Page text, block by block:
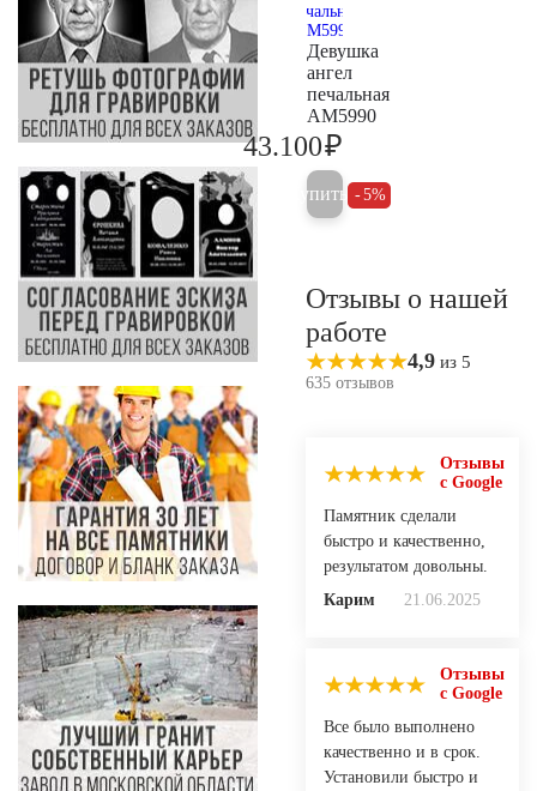
Девушка
ангел
печальная
AM5990
43.100₽
Купить 5%
Отзывы о нашей
работе
4,9 из 5
635 отзывов
Отзывы
с Google
Памятник сделали
быстро и качественно,
результатом довольны.
Карим
21.06.2025
Отзывы
с Google
Все было выполнено
качественно и в срок.
Установили быстро и